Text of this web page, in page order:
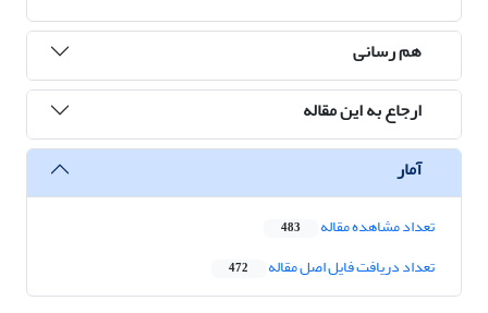
هم رسانی
ارجاع به این مقاله
آمار
تعداد مشاهده مقاله 483
تعداد دریافت فایل اصل مقاله 472